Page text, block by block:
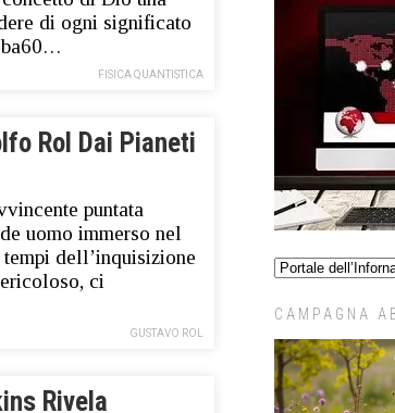
di ogni significato
FISICA QUANTISTICA
Rol Dai Pianeti
puntata
uomo immerso nel
dell’inquisizione
ci
GUSTAVO ROL
Rivela
CAMPAGNA